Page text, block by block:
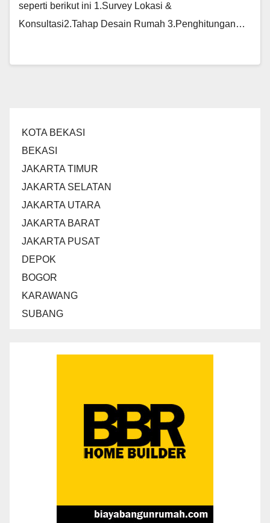
seperti berikut ini 1.Survey Lokasi &
Konsultasi2.Tahap Desain Rumah 3.Penghitungan…
KOTA BEKASI
BEKASI
JAKARTA TIMUR
JAKARTA SELATAN
JAKARTA UTARA
JAKARTA BARAT
JAKARTA PUSAT
DEPOK
BOGOR
KARAWANG
SUBANG